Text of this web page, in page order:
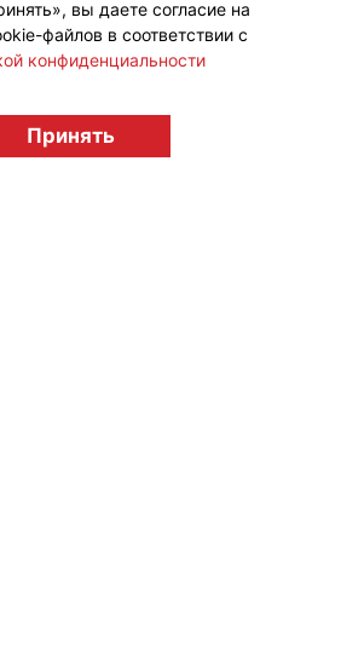
2009-2026 12+
вы даете согласие на
файлов в соответствии с
конфиденциальности
Принять